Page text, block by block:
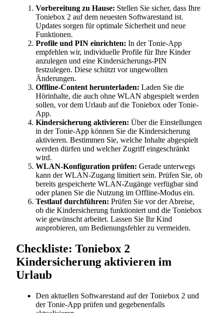
Vorbereitung zu Hause: Stellen Sie sicher, dass Ihre
Toniebox 2 auf dem neuesten Softwarestand ist.
Updates sorgen für optimale Sicherheit und neue
Funktionen.
Profile und PIN einrichten: In der Tonie-App
empfehlen wir, individuelle Profile für Ihre Kinder
anzulegen und eine Kindersicherungs-PIN
festzulegen. Diese schützt vor ungewollten
Änderungen.
Offline-Content herunterladen: Laden Sie die
Hörinhalte, die auch ohne WLAN abgespielt werden
sollen, vor dem Urlaub auf die Toniebox oder Tonie-
App.
Kindersicherung aktivieren: Über die Einstellungen
in der Tonie-App können Sie die Kindersicherung
aktivieren. Bestimmen Sie, welche Inhalte abgespielt
werden dürfen und welcher Zugriff eingeschränkt
wird.
WLAN-Konfiguration prüfen: Gerade unterwegs
kann der WLAN-Zugang limitiert sein. Prüfen Sie, ob
bereits gespeicherte WLAN-Zugänge verfügbar sind
oder planen Sie die Nutzung im Offline-Modus ein.
Testlauf durchführen: Prüfen Sie vor der Abreise,
ob die Kindersicherung funktioniert und die Toniebox
wie gewünscht arbeitet. Lassen Sie Ihr Kind
ausprobieren, um Bedienungsfehler zu vermeiden.
Checkliste: Toniebox 2
Kindersicherung aktivieren im
Urlaub
Den aktuellen Softwarestand auf der Toniebox 2 und
der Tonie-App prüfen und gegebenenfalls